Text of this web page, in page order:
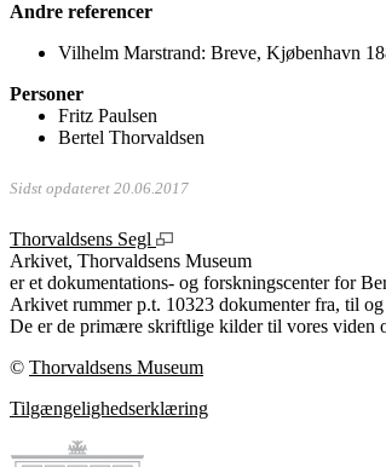
Andre referencer
Vilhelm Marstrand: Breve, Kjøbenhavn
Personer
Fritz Paulsen
Bertel Thorvaldsen
Sidst opdateret 20.06.2017
Thorvaldsens Segl
Arkivet, Thorvaldsens Museum
er et dokumentations- og forskningscenter for
Arkivet rummer p.t. 10323 dokumenter fra, til
De er de primære skriftlige kilder til vores viden
© Thorvaldsens Museum
Tilgængelighedserklæring